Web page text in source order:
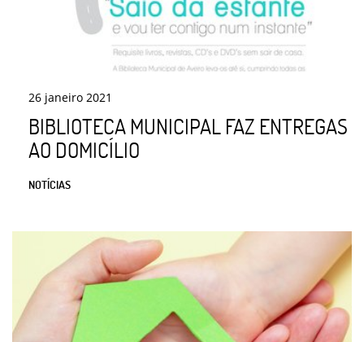
26 janeiro 2021
BIBLIOTECA MUNICIPAL FAZ ENTREGAS
AO DOMICÍLIO
NOTÍCIAS